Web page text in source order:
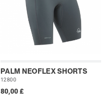
PALM NEOFLEX SHORTS
12800
80,00 £